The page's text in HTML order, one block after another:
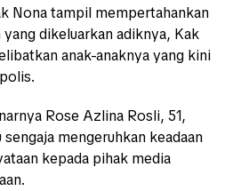
Nona tampil mempertahankan
dikeluarkan adiknya, Kak
anak-anaknya yang kini
Rose Azlina Rosli, 51,
mengeruhkan keadaan
kepada pihak media